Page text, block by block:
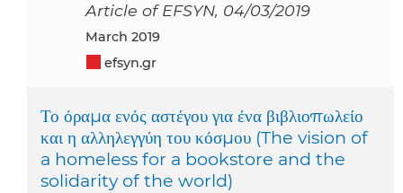
Article of EFSYN, 04/03/2019
March 2019
efsyn.gr
Το όραμα ενός αστέγου για ένα βιβλιοπωλείο
και η αλληλεγγύη του κόσμου (The vision of
a homeless for a bookstore and the
solidarity of the world)